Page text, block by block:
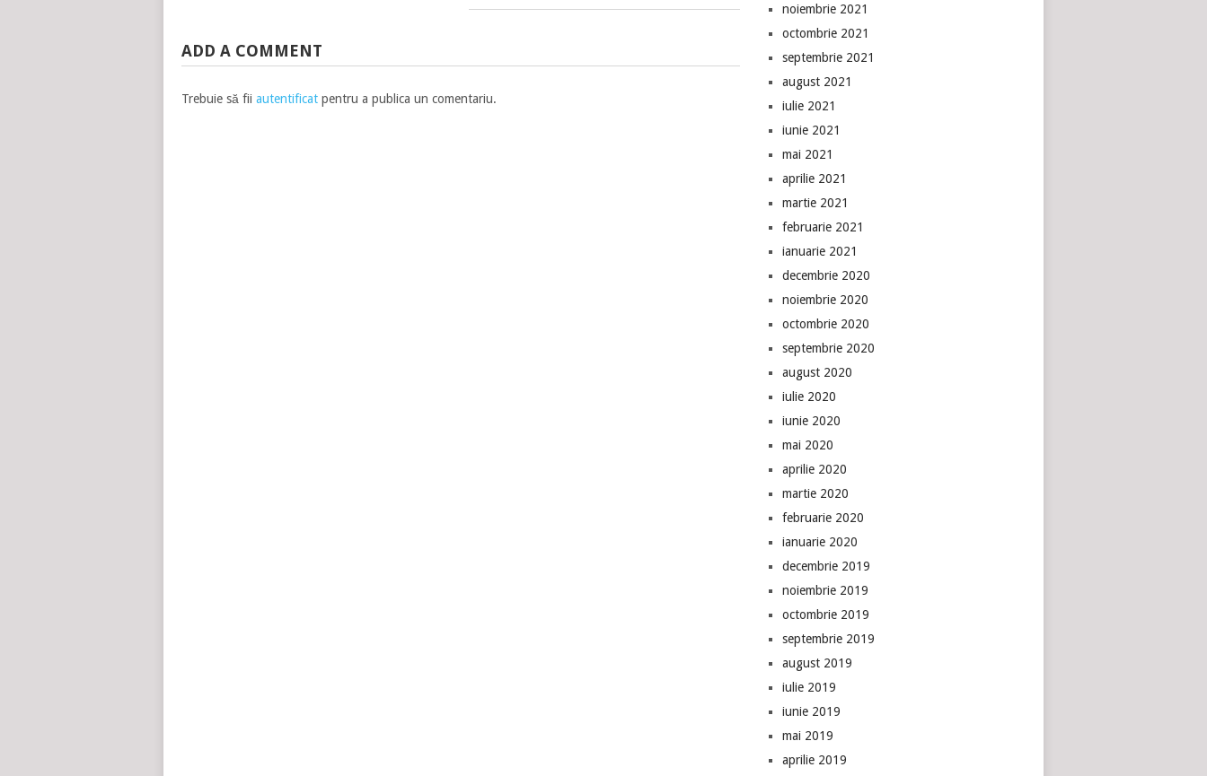
ADD A COMMENT
Trebuie să fii autentificat pentru a publica un comentariu.
noiembrie 2021
octombrie 2021
septembrie 2021
august 2021
iulie 2021
iunie 2021
mai 2021
aprilie 2021
martie 2021
februarie 2021
ianuarie 2021
decembrie 2020
noiembrie 2020
octombrie 2020
septembrie 2020
august 2020
iulie 2020
iunie 2020
mai 2020
aprilie 2020
martie 2020
februarie 2020
ianuarie 2020
decembrie 2019
noiembrie 2019
octombrie 2019
septembrie 2019
august 2019
iulie 2019
iunie 2019
mai 2019
aprilie 2019